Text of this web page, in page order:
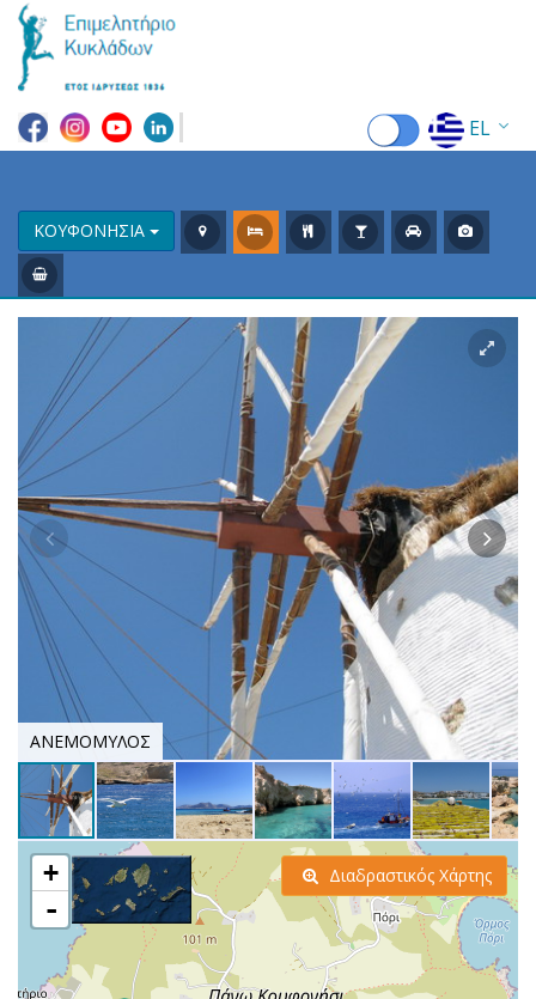
EL
IT
ES
CN
ΚΟΥΦΟΝΗΣΙΑ
ΑΝΕΜΟΜΥΛΟΣ
+
-
Διαδραστικός Χάρτης